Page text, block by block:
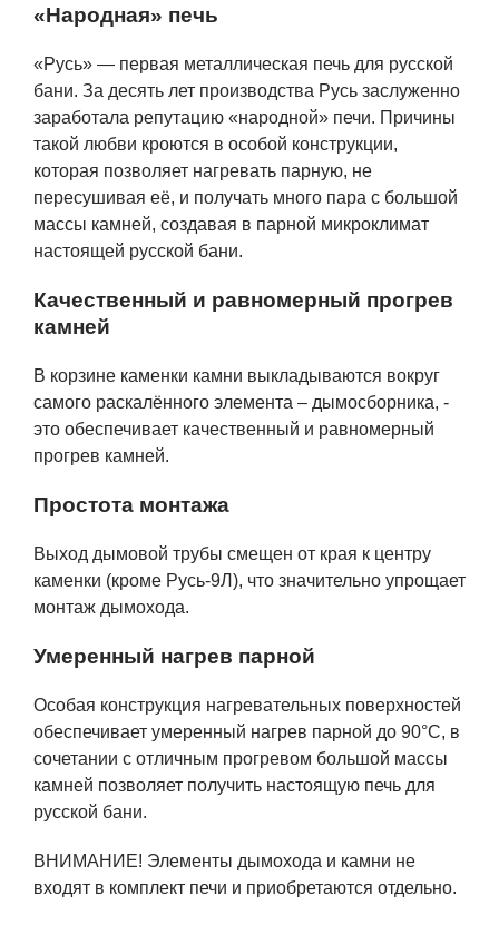
«Народная» печь
«Русь» — первая металлическая печь для русской
бани. За десять лет производства Русь заслуженно
заработала репутацию «народной» печи. Причины
такой любви кроются в особой конструкции,
которая позволяет нагревать парную, не
пересушивая её, и получать много пара с большой
массы камней, создавая в парной микроклимат
настоящей русской бани.
Качественный и равномерный прогрев
камней
В корзине каменки камни выкладываются вокруг
самого раскалённого элемента – дымосборника, -
это обеспечивает качественный и равномерный
прогрев камней.
Простота монтажа
Выход дымовой трубы смещен от края к центру
каменки (кроме Русь-9Л), что значительно упрощает
монтаж дымохода.
Умеренный нагрев парной
Особая конструкция нагревательных поверхностей
обеспечивает умеренный нагрев парной до 90°С, в
сочетании с отличным прогревом большой массы
камней позволяет получить настоящую печь для
русской бани.
ВНИМАНИЕ! Элементы дымохода и камни не
входят в комплект печи и приобретаются отдельно.